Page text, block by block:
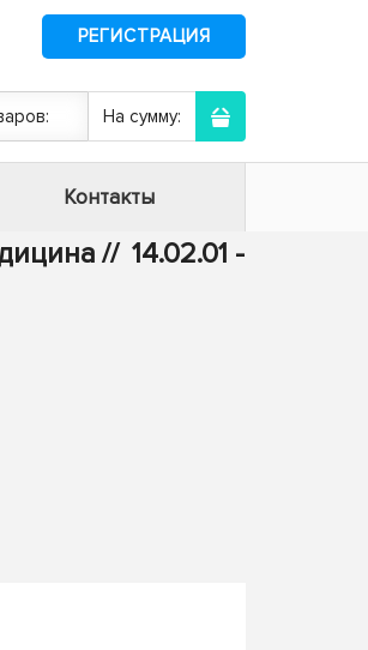
РЕГИСТРАЦИЯ
На сумму:
Контакты
// 14.02.01 -